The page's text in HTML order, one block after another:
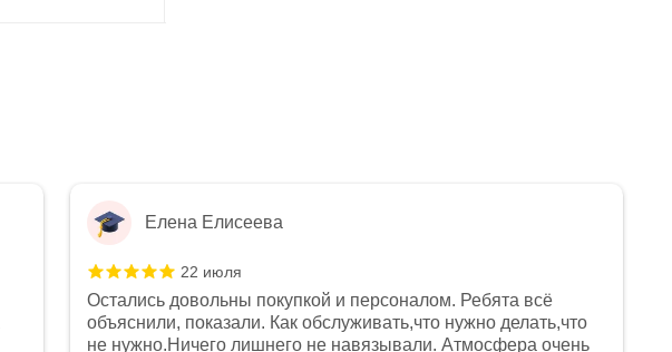
Елена Елисеева
22 июля
Остались довольны покупкой и персоналом. Ребята всё
объяснили, показали. Как обслуживать,что нужно делать,что
не нужно.Ничего лишнего не навязывали. Атмосфера очень